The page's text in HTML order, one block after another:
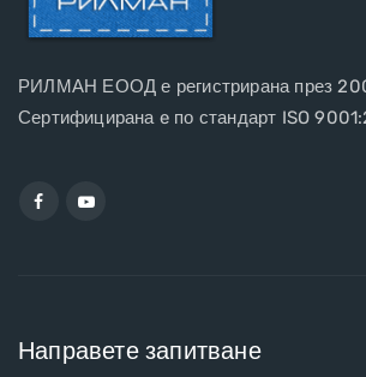
РИЛМАН ЕООД е регистрирана през
Сертифицирана e по стандарт ISO
Направете запитване